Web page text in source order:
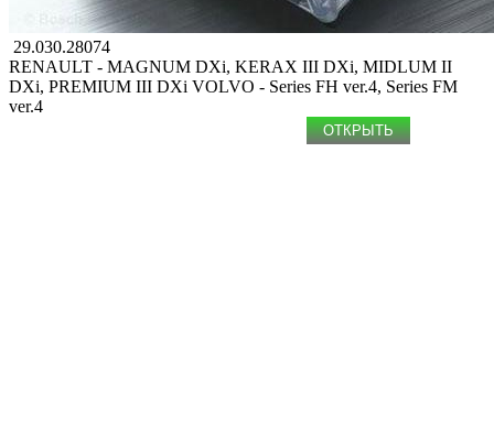
29.030.28074
RENAULT - MAGNUM DXi, KERAX III DXi, MIDLUM II
DXi, PREMIUM III DXi VOLVO - Series FH ver.4, Series FM
ver.4
ОТКРЫТЬ